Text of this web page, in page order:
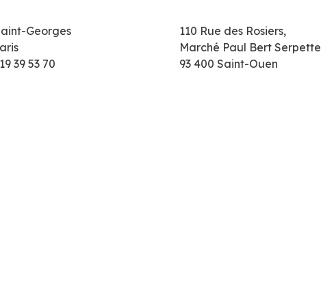
Georges
39 53 70
110 Rue des Rosiers,
Marché Paul Bert Serpette
93 400 Saint-Ouen